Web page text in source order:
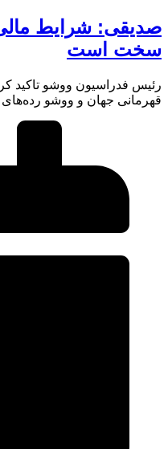
صدیقی: شرایط
سخت است
رئیس فدراسیون ووشو تاکید
قهرمانی جهان و ووشو رده‌های